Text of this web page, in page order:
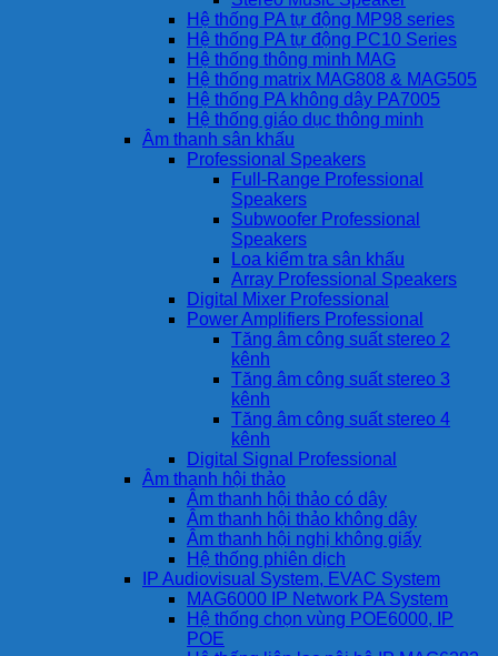
Hệ thống PA tự động MP98 series
Hệ thống PA tự động PC10 Series
Hệ thống thông minh MAG
Hệ thống matrix MAG808 & MAG505
Hệ thống PA không dây PA7005
Hệ thống giáo dục thông minh
Âm thanh sân khấu
Professional Speakers
Full-Range Professional
Speakers
Subwoofer Professional
Speakers
Loa kiểm tra sân khấu
Array Professional Speakers
Digital Mixer Professional
Power Amplifiers Professional
Tăng âm công suất stereo 2
kênh
Tăng âm công suất stereo 3
kênh
Tăng âm công suất stereo 4
kênh
Digital Signal Professional
Âm thanh hội thảo
Âm thanh hội thảo có dây
Âm thanh hội thảo không dây
Âm thanh hội nghị không giấy
Hệ thống phiên dịch
IP Audiovisual System, EVAC System
MAG6000 IP Network PA System
Hệ thống chọn vùng POE6000, IP
POE